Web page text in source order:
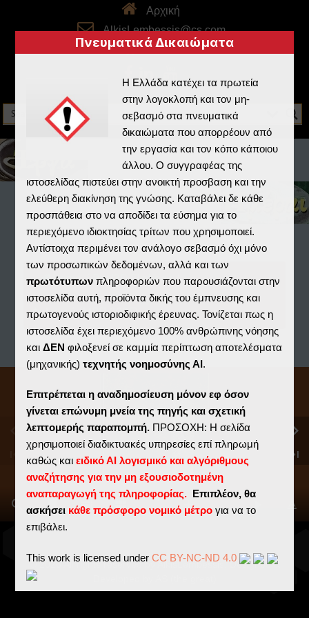
Αρχική
AlkisLembessis@cs.com
skype: alkistheboss
Home / Real3D Flipbook /
Φυλαχτά (ΜΒΠ 2005)
1 /
156
© 2026 All rights reserved by AlkisLembessis. Designed &
Πνευματικά Δικαιώματα
Η Ελλάδα κατέχει τα πρωτεία
στην λογοκλοπή και τον μη-
σεβασμό στα πνευματικά
δικαιώματα που απορρέουν από
την εργασία και τον κόπο κάποιου
άλλου. Ο συγγραφέας της
ιστοσελίδας πιστεύει στην ανοικτή προσβαση και την
ελεύθερη διακίνηση της γνώσης. Καταβάλει δε κάθε
προσπάθεια στο να αποδίδει τα εύσημα για το
περιεχόμενο ιδιοκτησίας τρίτων που χρησιμοποιεί.
Αντίστοιχα περιμένει τον ανάλογο σεβασμό όχι μόνο
των προσωπικών δεδομένων, αλλά και των
πρωτότυπων πληροφοριών που παρουσιάζονται στην
ιστοσελίδα αυτή, προϊόντα δικής του έμπνευσης και
πρωτογενούς ιστοριοδιφικής έρευνας. Τονίζεται πως η
ιστοσελίδα έχει περιεχόμενο 100% ανθρώπινης νόησης
καιΔΕΝ φιλοξενεί σε καμμία περίπτωση αποτελέσματα
(μηχανικής)τεχνητής νοημοσύνης ΑΙ.
Επιτρέπεται η αναδημοσίευση μόνον εφ όσον
γίνεται επώνυμη μνεία της πηγής και σχετική
λεπτομερής παραπομπή. ΠΡΟΣΟΧΗ: Η σελίδα
χρησιμοποιεί διαδικτυακές υπηρεσίες επί πληρωμή
καθώς καιειδικό ΑΙ λογισμικό και αλγόριθμους
αναζήτησης για την μη εξουσιοδοτημένη
αναπαραγωγή της πληροφορίας. Επιπλέον, θα
ασκήσει κάθε πρόσφορο νομικό μέτρογια να το
επιβάλει.
This work is licensed underCC BY-NC-ND 4.0